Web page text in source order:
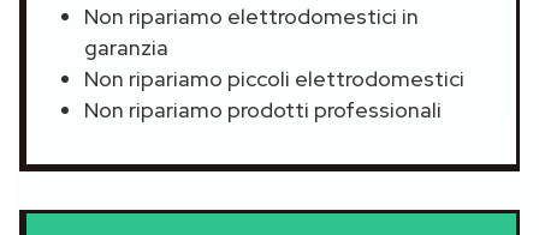
Non ripariamo elettrodomestici in
garanzia
Non ripariamo piccoli elettrodomestici
Non ripariamo prodotti professionali